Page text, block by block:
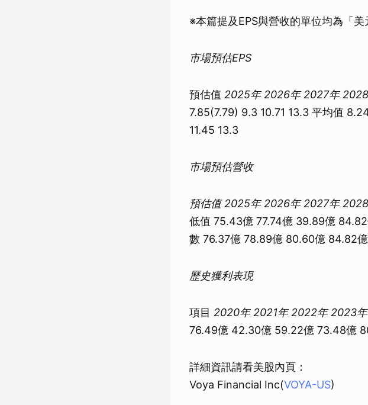
※本篇提及EPS與營收的單位均為「美
市場預估EPS
預估值 2025年 2026年 2027年
7.85(7.79) 9.3 10.71 13.3 平均值
11.45 13.3
市場預估營收
預估值 2025年 2026年 2027年
低值 75.43億 77.74億 39.89億
數 76.37億 78.89億 80.60億 84.82億
歷史獲利表現
項目 2020年 2021年 2022年 2023年
76.49億 42.30億 59.22億 73.48億
詳細資訊請看美股內頁：
Voya Financial Inc(VOYA-US)